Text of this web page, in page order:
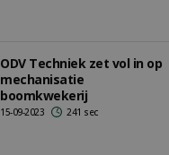
ODV Techniek zet vol in op
mechanisatie
boomkwekerij
15-09-2023 241 sec